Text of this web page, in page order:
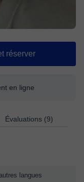
réserver
en ligne
Évaluations (9)
langues